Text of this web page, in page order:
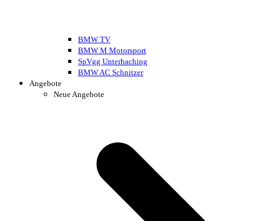
BMW TV
BMW M Motorsport
SpVgg Unterhaching
BMW AC Schnitzer
Angebote
Neue Angebote